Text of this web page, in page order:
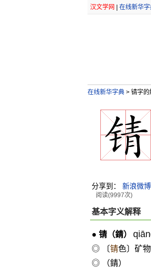
汉文学网 在线新华字
在线新华字典 >锖字的
分享到：
新浪微博
阅读(9997次)
基本字义解释
● 锖（錆）
◎ 〔锖色〕矿
◎ （錆）